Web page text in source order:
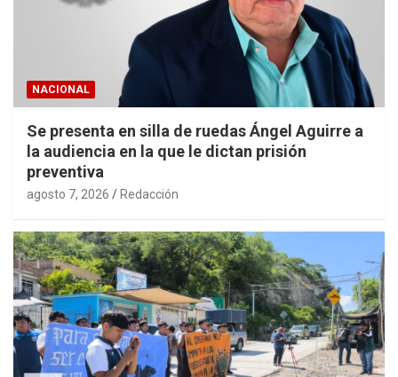
NACIONAL
Se presenta en silla de ruedas Ángel Aguirre a
la audiencia en la que le dictan prisión
preventiva
agosto 7, 2026 Redacción